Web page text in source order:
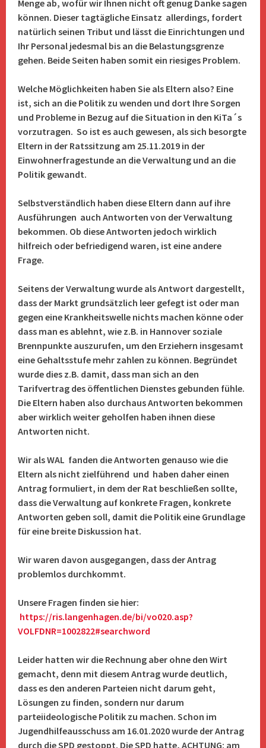
Menge ab, wofür wir Ihnen nicht oft genug Danke sagen
können. Dieser tagtägliche Einsatz allerdings, fordert
natürlich seinen Tribut und lässt die Einrichtungen und
Ihr Personal jedesmal bis an die Belastungsgrenze
gehen. Beide Seiten haben somit ein riesiges Problem.
Welche Möglichkeiten haben Sie als Eltern also? Eine
ist, sich an die Politik zu wenden und dort Ihre Sorgen
und Probleme in Bezug auf die Situation in den KiTa´s
vorzutragen. So ist es auch gewesen, als sich besorgte
Eltern in der Ratssitzung am 25.11.2019 in der
Einwohnerfragestunde an die Verwaltung und an die
Politik gewandt.
Selbstverständlich haben diese Eltern dann auf ihre
Ausführungen auch Antworten von der Verwaltung
bekommen. Ob diese Antworten jedoch wirklich
hilfreich oder befriedigend waren, ist eine andere
Frage.
Seitens der Verwaltung wurde als Antwort dargestellt,
dass der Markt grundsätzlich leer gefegt ist oder man
gegen eine Krankheitswelle nichts machen könne oder
dass man es ablehnt, wie z.B. in Hannover soziale
Brennpunkte auszurufen, um den Erziehern insgesamt
eine Gehaltsstufe mehr zahlen zu können. Begründet
wurde dies z.B. damit, dass man sich an den
Tarifvertrag des öffentlichen Dienstes gebunden fühle.
Die Eltern haben also durchaus Antworten bekommen
aber wirklich weiter geholfen haben ihnen diese
Antworten nicht.
Wir als WAL fanden die Antworten genauso wie die
Eltern als nicht zielführend und haben daher einen
Antrag formuliert, in dem der Rat beschließen sollte,
dass die Verwaltung auf konkrete Fragen, konkrete
Antworten geben soll, damit die Politik eine Grundlage
für eine breite Diskussion hat.
Wir waren davon ausgegangen, dass der Antrag
problemlos durchkommt.
Unsere Fragen finden sie hier:
https://ris.langenhagen.de/bi/vo020.asp?
VOLFDNR=1002822#searchword
Leider hatten wir die Rechnung aber ohne den Wirt
gemacht, denn mit diesem Antrag wurde deutlich,
dass es den anderen Parteien nicht darum geht,
Lösungen zu finden, sondern nur darum
parteiideologische Politik zu machen. Schon im
Jugendhilfeausschuss am 16.01.2020 wurde der Antrag
durch die SPD gestoppt. Die SPD hatte, ACHTUNG: am